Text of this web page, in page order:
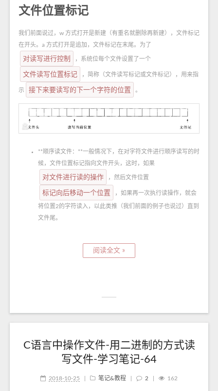
文件位置标记
我们前面说过，w 方式打开是新建（有重名就删除再新建），文件标记
在开头。a 方式打开是追加，文件标记在末尾。为了
对读写进行控制 ，系统位每个文件设置了一个
文件读写位置标记 ，简称（文件读写标记或文件标记），用来指
示 接下来要读写的下一个字符的位置 。
**顺序读文件：**一般情况下，在对字符文件进行顺序读写的时
候，文件位置标记指向文件开头，这时，如果
对文件进行读的操作 ，然后文件位置
标记向后移动一个位置 ，如果再一次执行读操作，就会
将位置2的字符读入，以此类推（我们前面的例子也说过）直到
文件尾。
阅读全文 »
C语言中操作文件-用二进制的方式读
写文件-学习笔记-64
2018-10-25 笔记&教程 2 162